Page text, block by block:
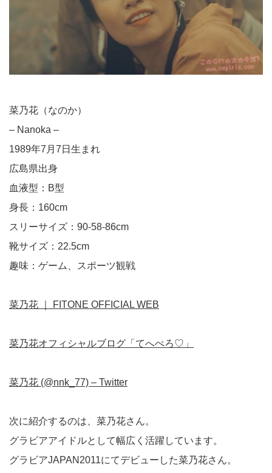
菜乃花（なのか）
– Nanoka –
1989年7月7日生まれ
広島県出身
血液型：B型
身長：160cm
スリーサイズ：90-58-86cm
靴サイズ：22.5cm
趣味：ゲーム、スポーツ観戦
菜乃花 ｜ FITONE OFFICIAL WEB
菜乃花オフィシャルブログ「てへぺろ♡」
菜乃花 (@nnk_77) – Twitter
次に紹介するのは、菜乃花さん。
グラビアアイドルとして幅広く活躍しています。
グラビアJAPAN2011にてデビューした菜乃花さん。